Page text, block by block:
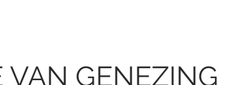
VAN GENEZING